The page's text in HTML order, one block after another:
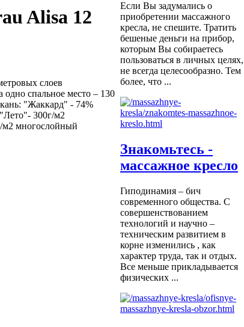
Alisa 12
слоев
одно спальное место – 130
"Жаккард" - 74%
300г/м2
м2 многослойный
Если Вы задумались о
приобретении массажного
кресла, не спешите. Тратить
бешеные деньги на прибор,
которым Вы собираетесь
пользоваться в личных целях,
не всегда целесообразно. Тем
более, что ...
Знакомьтесь -
массажное кресло
Гиподинамия – бич
современного общества. С
совершенствованием
технологий и научно –
техническим развитием в
корне изменились , как
характер труда, так и отдых.
Все меньше прикладывается
физических ...